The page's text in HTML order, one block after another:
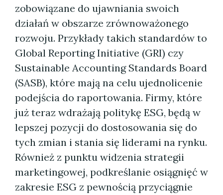
zobowiązane do ujawniania swoich
działań w obszarze zrównoważonego
rozwoju. Przykłady takich standardów to
Global Reporting Initiative (GRI) czy
Sustainable Accounting Standards Board
(SASB), które mają na celu ujednolicenie
podejścia do raportowania. Firmy, które
już teraz wdrażają politykę ESG, będą w
lepszej pozycji do dostosowania się do
tych zmian i stania się liderami na rynku.
Również z punktu widzenia strategii
marketingowej, podkreślanie osiągnięć w
zakresie ESG z pewnością przyciągnie